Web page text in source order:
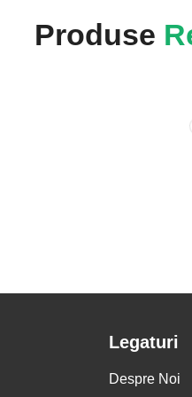
Produse
Legaturi
Despre Noi